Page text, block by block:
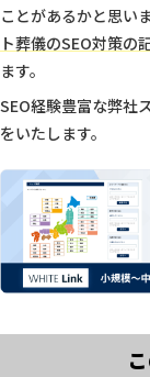
ことがあるかと思い
ト葬儀のSEO対策の
ます。
SEO経験豊富な弊社
をいたします。